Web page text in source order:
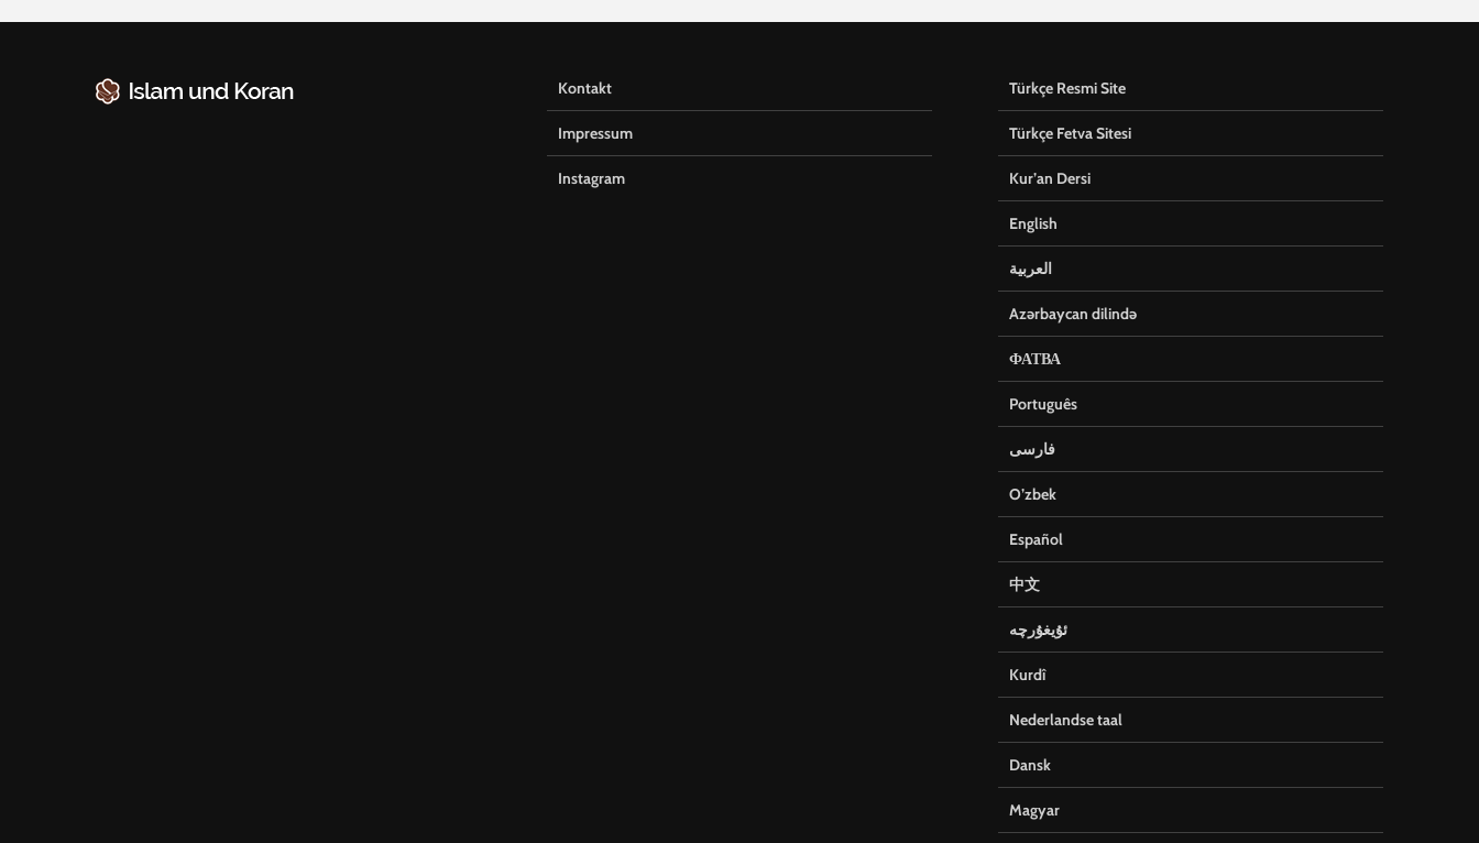
Kontakt
Impressum
Instagram
Türkçe Resmi Site
Türkçe Fetva Sitesi
Kur’an Dersi
English
العربية
Azərbaycan dilində
ФАТВА
Português
فارسی
O’zbek
Español
中文
ئۇيغۇرچە
Kurdî
Nederlandse taal
Dansk
Magyar